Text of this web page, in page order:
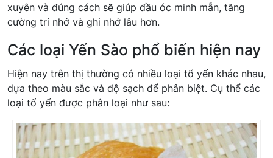
xuyên và đúng cách sẽ giúp đầu óc minh mẫn, tăng
cường trí nhớ và ghi nhớ lâu hơn.
Các loại Yến Sào phổ biến hiện nay
Hiện nay trên thị thường có nhiều loại tổ yến khác nhau,
dựa theo màu sắc và độ sạch để phân biệt. Cụ thể các
loại tổ yến được phân loại như sau: